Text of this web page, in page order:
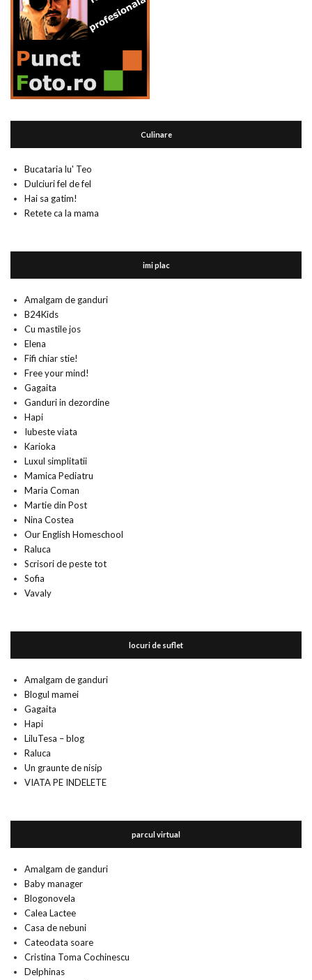
Culinare
Bucataria lu' Teo
Dulciuri fel de fel
Hai sa gatim!
Retete ca la mama
imi plac
Amalgam de ganduri
B24Kids
Cu mastile jos
Elena
Fifi chiar stie!
Free your mind!
Gagaita
Ganduri in dezordine
Hapi
Iubeste viata
Karioka
Luxul simplitatii
Mamica Pediatru
Maria Coman
Martie din Post
Nina Costea
Our English Homeschool
Raluca
Scrisori de peste tot
Sofia
Vavaly
locuri de suflet
Amalgam de ganduri
Blogul mamei
Gagaita
Hapi
LiluTesa – blog
Raluca
Un graunte de nisip
VIATA PE INDELETE
parcul virtual
Amalgam de ganduri
Baby manager
Blogonovela
Calea Lactee
Casa de nebuni
Cateodata soare
Cristina Toma Cochinescu
Delphinas